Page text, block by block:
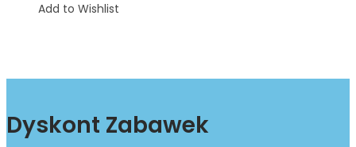
Add to Wishlist
Dyskont Zabawek